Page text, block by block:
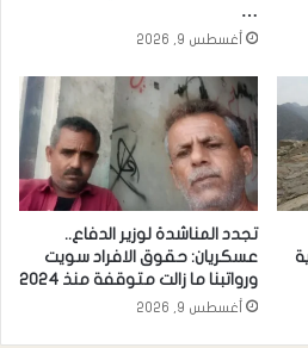
…
أغسطس 9, 2026
تجدد المناشدة لوزير الدفاع..
عسكريان: حقوق الافراد سويت
ورواتبنا ما زالت متوقفة منذ 2024
أغسطس 9, 2026